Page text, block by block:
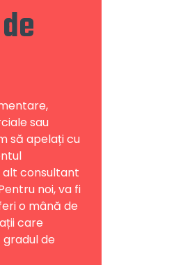
sau
să apelați cu
alt consultant
noi, va fi
o mână de
care
de